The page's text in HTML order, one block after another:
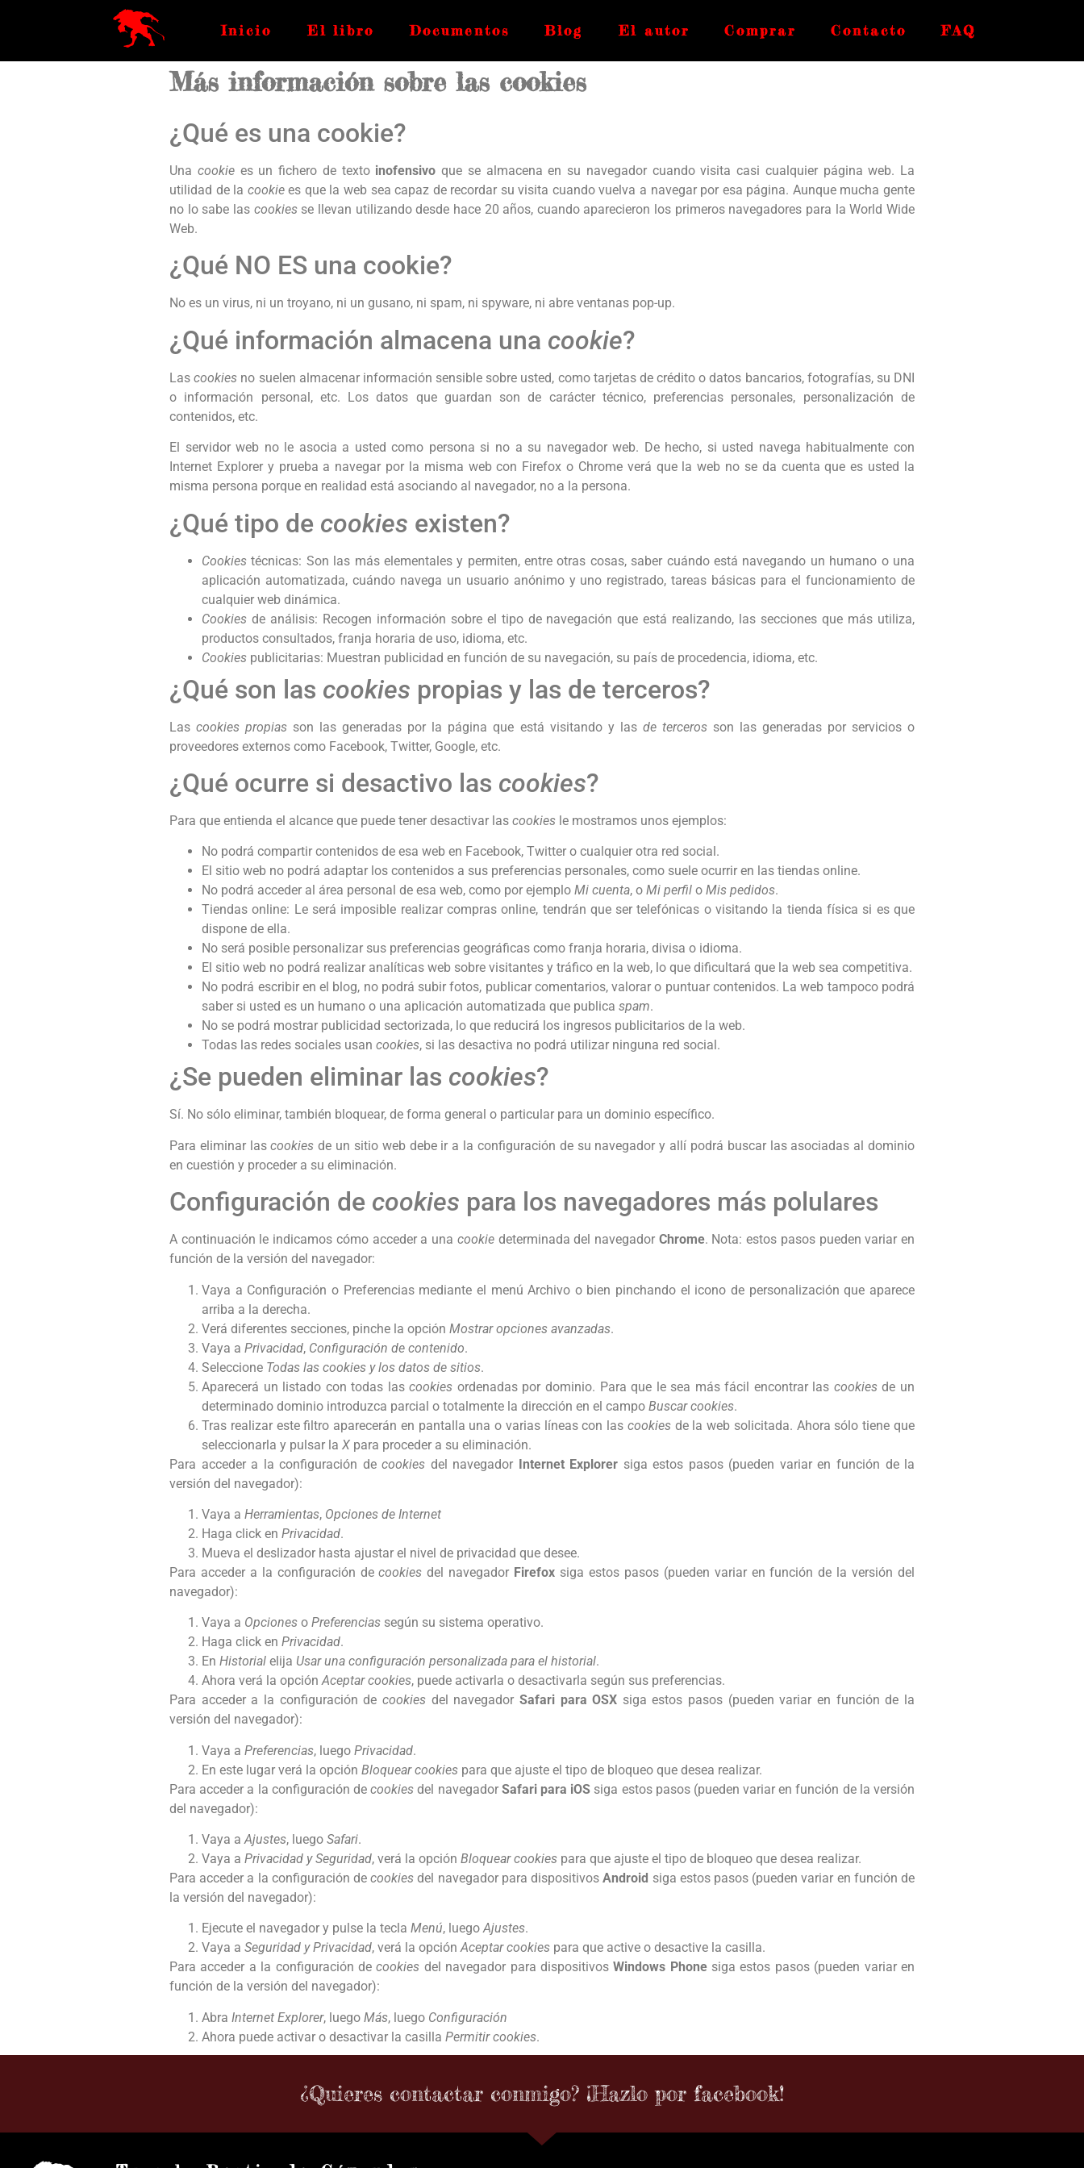
Inicio El libro Documentos Blog El autor Comprar Contacto FAQ
Más información sobre las cookies
¿Qué es una cookie?
Una cookiees un fichero de texto inofensivo que se almacena en su navegador cuando visita casi cualquier página web. La
utilidad de la cookiees que la web sea capaz de recordar su visita cuando vuelva a navegar por esa página. Aunque mucha gente
no lo sabe las cookiesse llevan utilizando desde hace 20 años, cuando aparecieron los primeros navegadores para la World Wide
Web.
¿Qué NO ES una cookie?
No es un virus, ni un troyano, ni un gusano, ni spam, ni spyware, ni abre ventanas pop-up.
¿Qué información almacena una cookie?
Lascookies no suelen almacenar información sensible sobre usted, como tarjetas de crédito o datos bancarios, fotografías, su DNI
o información personal, etc. Los datos que guardan son de carácter técnico, preferencias personales, personalización de
contenidos, etc.
El servidor web no le asocia a usted como persona si no a su navegador web. De hecho, si usted navega habitualmente con
Internet Explorer y prueba a navegar por la misma web con Firefox o Chrome verá que la web no se da cuenta que es usted la
misma persona porque en realidad está asociando al navegador, no a la persona.
¿Qué tipo de cookies existen?
Cookies técnicas: Son las más elementales y permiten, entre otras cosas, saber cuándo está navegando un humano o una
aplicación automatizada, cuándo navega un usuario anónimo y uno registrado, tareas básicas para el funcionamiento de
cualquier web dinámica.
Cookies de análisis: Recogen información sobre el tipo de navegación que está realizando, las secciones que más utiliza,
productos consultados, franja horaria de uso, idioma, etc.
Cookies publicitarias: Muestran publicidad en función de su navegación, su país de procedencia, idioma, etc.
¿Qué son las cookies propias y las de terceros?
Lascookies propias son las generadas por la página que está visitando y las de tercerosson las generadas por servicios o
proveedores externos como Facebook, Twitter, Google, etc.
¿Qué ocurre si desactivo las cookies?
Para que entienda el alcance que puede tener desactivar las cookies le mostramos unos ejemplos:
No podrá compartir contenidos de esa web en Facebook, Twitter o cualquier otra red social.
El sitio web no podrá adaptar los contenidos a sus preferencias personales, como suele ocurrir en las tiendas online.
No podrá acceder al área personal de esa web, como por ejemplo Mi cuenta, o Mi perfil o Mis pedidos.
Tiendas online: Le será imposible realizar compras online, tendrán que ser telefónicas o visitando la tienda física si es que
dispone de ella.
No será posible personalizar sus preferencias geográficas como franja horaria, divisa o idioma.
El sitio web no podrá realizar analíticas web sobre visitantes y tráfico en la web, lo que dificultará que la web sea competitiva.
No podrá escribir en el blog, no podrá subir fotos, publicar comentarios, valorar o puntuar contenidos. La web tampoco podrá
saber si usted es un humano o una aplicación automatizada que publica spam.
No se podrá mostrar publicidad sectorizada, lo que reducirá los ingresos publicitarios de la web.
Todas las redes sociales usan cookies, si las desactiva no podrá utilizar ninguna red social.
¿Se pueden eliminar las cookies?
Sí. No sólo eliminar, también bloquear, de forma general o particular para un dominio específico.
Para eliminar lascookies de un sitio web debe ir a la configuración de su navegador y allí podrá buscar las asociadas al dominio
en cuestión y proceder a su eliminación.
Configuración de cookies para los navegadores más polulares
A continuación le indicamos cómo acceder a una cookiedeterminada del navegador Chrome. Nota: estos pasos pueden variar en
función de la versión del navegador:
Vaya a Configuración o Preferencias mediante el menú Archivo o bien pinchando el icono de personalización que aparece
arriba a la derecha.
Verá diferentes secciones, pinche la opción Mostrar opciones avanzadas.
Vaya a Privacidad, Configuración de contenido.
Seleccione Todas las cookies y los datos de sitios.
Aparecerá un listado con todas lascookies ordenadas por dominio. Para que le sea más fácil encontrar las cookiesde un
determinado dominio introduzca parcial o totalmente la dirección en el campo Buscar cookies.
Tras realizar este filtro aparecerán en pantalla una o varias líneas con las cookiesde la web solicitada. Ahora sólo tiene que
seleccionarla y pulsar la X para proceder a su eliminación.
Para acceder a la configuración decookies del navegador Internet Explorer siga estos pasos (pueden variar en función de la
versión del navegador):
Vaya a Herramientas, Opciones de Internet
Haga click en Privacidad.
Mueva el deslizador hasta ajustar el nivel de privacidad que desee.
Para acceder a la configuración decookies del navegador Firefox siga estos pasos (pueden variar en función de la versión del
navegador):
Vaya a Opciones o Preferencias según su sistema operativo.
Haga click en Privacidad.
En Historial elija Usar una configuración personalizada para el historial.
Ahora verá la opciónAceptar cookies, puede activarla o desactivarla según sus preferencias.
Para acceder a la configuración de cookiesdel navegador Safari para OSX siga estos pasos (pueden variar en función de la
versión del navegador):
Vaya a Preferencias, luego Privacidad.
En este lugar verá la opción Bloquear cookies para que ajuste el tipo de bloqueo que desea realizar.
Para acceder a la configuración decookies del navegador Safari para iOS siga estos pasos (pueden variar en función de la versión
del navegador):
Vaya aAjustes, luego Safari.
Vaya a Privacidad y Seguridad, verá la opción Bloquear cookies para que ajuste el tipo de bloqueo que desea realizar.
Para acceder a la configuración decookies del navegador para dispositivosAndroid siga estos pasos (pueden variar en función de
la versión del navegador):
Ejecute el navegador y pulse la tecla Menú, luegoAjustes.
Vaya a Seguridad y Privacidad, verá la opciónAceptar cookies para que active o desactive la casilla.
Para acceder a la configuración decookies del navegador para dispositivosWindows Phonesiga estos pasos (pueden variar en
función de la versión del navegador):
Abra Internet Explorer, luego Más, luego Configuración
Ahora puede activar o desactivar la casilla Permitir cookies.
¿Quieres contactar conmigo? ¡Hazlo por facebook!